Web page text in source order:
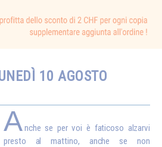
10 AGOSTO
Anche se per voi è faticoso alzarvi
presto al mattino, anche se non